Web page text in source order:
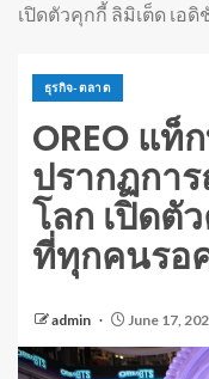
เปิดตัวคุกกี้ ลิมิเต็ด เอ
ธุรกิจ-ตลาด
OREO แท็
ปรากฏกา
โลก เปิดตั
ที่ทุกคนรอ
admin June 17,